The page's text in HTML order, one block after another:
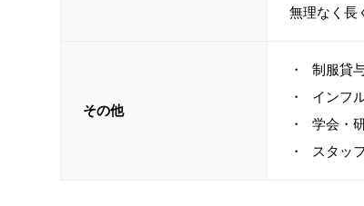
無理なく長
その他
制服貸
インフ
学会・
スタッ